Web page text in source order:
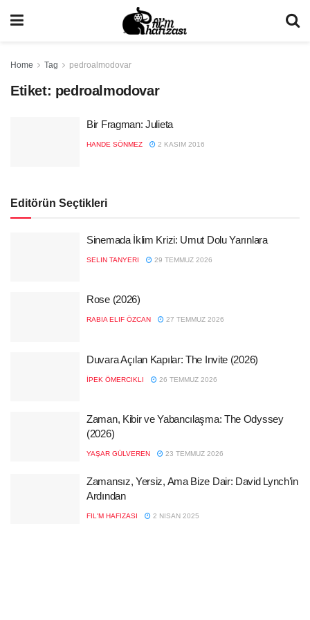
Home Tag pedroalmodovar
Etiket: pedroalmodovar
Bir Fragman: Julieta
HANDE SÖNMEZ 2 KASIM 2016
Editörün Seçtikleri
Sinemada İklim Krizi: Umut Dolu Yarınlara
SELIN TANYERI 29 TEMMUZ 2026
Rose (2026)
RABIA ELIF ÖZCAN 27 TEMMUZ 2026
Duvara Açılan Kapılar: The Invite (2026)
İPEK ÖMERCIKLI 26 TEMMUZ 2026
Zaman, Kibir ve Yabancılaşma: The Odyssey
(2026)
YAŞAR GÜLVEREN 23 TEMMUZ 2026
Zamansız, Yersiz, Ama Bize Dair: David Lynch’in
Ardından
FIL'M HAFIZASI 2 NISAN 2025